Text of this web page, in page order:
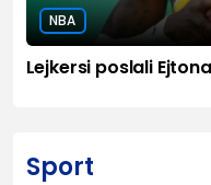
NBA
Lejkersi poslali
Sport